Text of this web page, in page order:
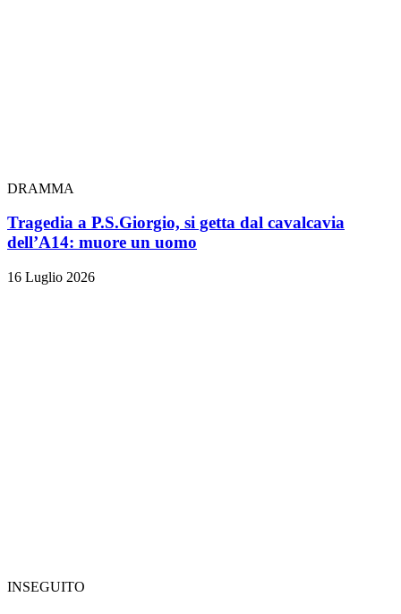
DRAMMA
Tragedia a P.S.Giorgio, si getta dal cavalcavia
dell’A14: muore un uomo
16 Luglio 2026
INSEGUITO